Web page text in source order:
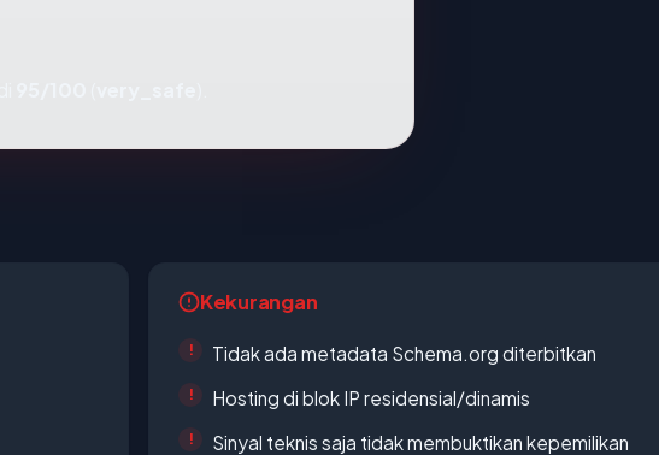
Kekurangan
Tidak ada metadata Schema.org diterbitkan
Hosting di blok IP residensial/dinamis
Sinyal teknis saja tidak membuktikan kepemilikan